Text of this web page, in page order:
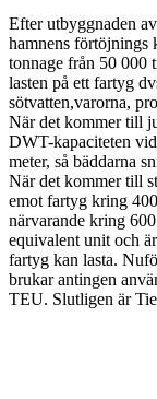
Efter utbyggnaden
hamnens
tonnage från 50 000
lasten på ett fartyg
sötvatten,varorna,
När det kommer till
DWT-kapaciteten
meter, så bäddarna
När det kommer till
emot fartyg kring
närvarande kring
equivalent unit och
fartyg kan lasta.
brukar antingen
TEU. Slutligen är